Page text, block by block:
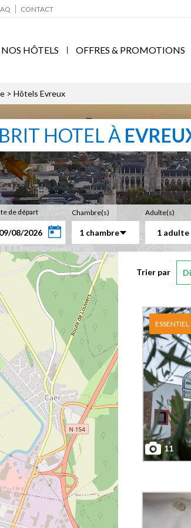
CONTACT
NOS HÔTELS OFFRES & PROMOTIONS
> Hôtels Evreux
HOTEL À
de départ Chambre(s)
1 chambre
Adulte(s)
1 adulte
Trier par
ESSENTIEL
11